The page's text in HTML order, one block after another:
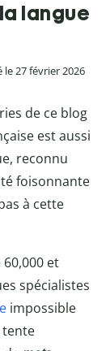
langue
le 27 février 2026
de ce blog
est aussi
reconnu
foisonnante
à cette
et
spécialistes
impossible
tente